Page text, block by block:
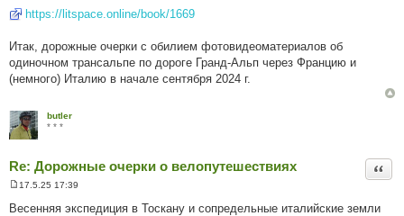
https://litspace.online/book/1669
Итак, дорожные очерки с обилием фотовидеоматериалов об
одиночном трансальпе по дороге Гранд-Альп через Францию и
(немного) Италию в начале сентября 2024 г.
butler
* * *
Re: Дорожные очерки о велопутешествиях
17.5.25 17:39
Весенняя экспедиция в Тоскану и сопредельные италийские земли